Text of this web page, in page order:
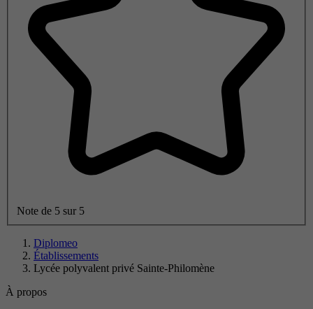
Note de 5 sur 5
Diplomeo
Établissements
Lycée polyvalent privé Sainte-Philomène
À propos